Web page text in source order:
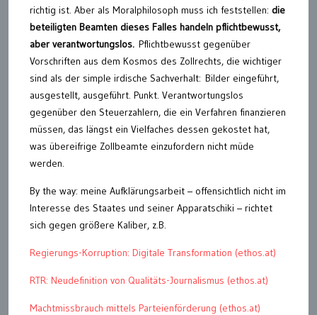
richtig ist. Aber als Moralphilosoph muss ich feststellen: die
beteiligten Beamten dieses Falles handeln pflichtbewusst,
aber verantwortungslos. Pflichtbewusst gegenüber
Vorschriften aus dem Kosmos des Zollrechts, die wichtiger
sind als der simple irdische Sachverhalt: Bilder eingeführt,
ausgestellt, ausgeführt. Punkt. Verantwortungslos
gegenüber den Steuerzahlern, die ein Verfahren finanzieren
müssen, das längst ein Vielfaches dessen gekostet hat,
was übereifrige Zollbeamte einzufordern nicht müde
werden.
By the way: meine Aufklärungsarbeit – offensichtlich nicht im
Interesse des Staates und seiner Apparatschiki – richtet
sich gegen größere Kaliber, z.B.
Regierungs-Korruption: Digitale Transformation (ethos.at)
RTR: Neudefinition von Qualitäts-Journalismus (ethos.at)
Machtmissbrauch mittels Parteienförderung (ethos.at)